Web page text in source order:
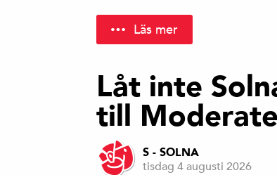
Läs mer
Låt inte
till
S - SOLNA
tisdag 4 augusti 2026